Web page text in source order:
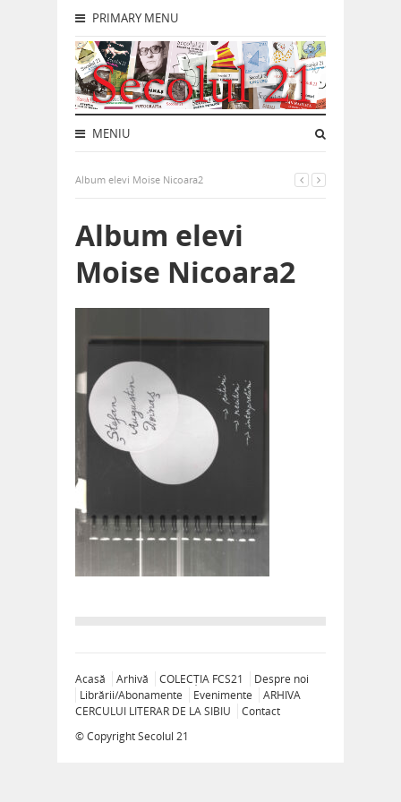
PRIMARY MENU
MENIU
Album elevi Moise Nicoara2
Album elevi
Moise Nicoara2
Acasă Arhivă COLECȚIA FCS21
Despre noi
Librării/Abonamente
Evenimente
ARHIVA
CERCULUI LITERAR DE LA SIBIU
Contact
© CopyrightSecolul 21